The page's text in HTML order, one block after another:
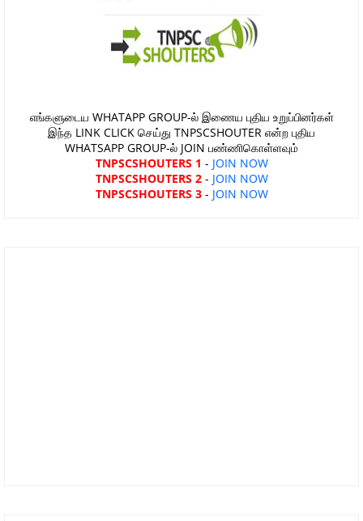
எங்களுடைய WHATAPP GROUP-ல் இணைய புதிய உறுப்பினர்கள்
இந்த LINK CLICK செய்து TNPSCSHOUTER என்ற புதிய
WHATSAPP GROUP-ல் JOIN பண்ணிகொள்ளவும்
TNPSCSHOUTERS 1 - JOIN NOW
TNPSCSHOUTERS 2- JOIN NOW
TNPSCSHOUTERS 3- JOIN NOW